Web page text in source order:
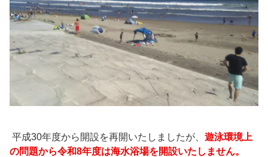
平成30年度から開設を再開いたしましたが、 遊泳環境上
の問題から令和8年度は海水浴場を開設いたしません。